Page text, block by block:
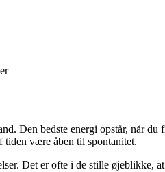
Den bedste energi opstår, når
tiden være åben til spontanitet.
Det er ofte i de stille øjeblikke,